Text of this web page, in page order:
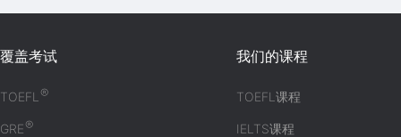
覆盖考试
TOEFL®
GRE®
我们的课程
TOEFL课程
IELTS课程